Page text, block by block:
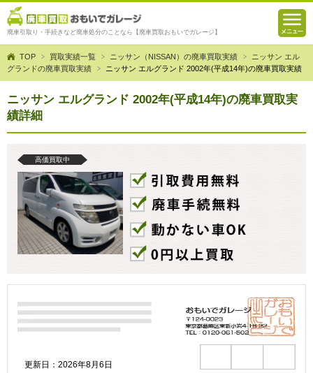
廃車引取り・手続きなど廃車処分のことなら【廃車買取おもいでガレージ】
TOP 買取実績一覧 ニッサン（NISSAN）の廃車買取実績
ニッサン エル
グランドの廃車買取実績
ニッサン エルグランド 2002年(平成14年)の廃車買取実績
ニッサン エルグランド 2002年(平成14年)の廃車買取実
績詳細
高価買取中
更新日：2026年8月6日